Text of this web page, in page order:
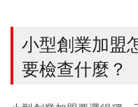
小型創業加盟
要檢查什麼？